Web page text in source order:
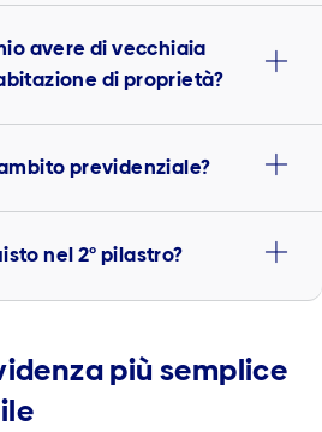
avere di vecchiaia
di proprietà?
previdenziale?
nel 2° pilastro?
più semplice